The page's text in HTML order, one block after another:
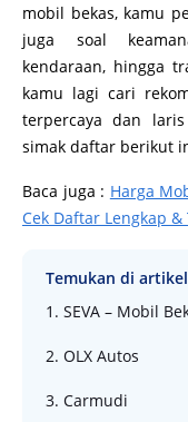
mobil bekas, kamu
juga soal
kendaraan, hingga
kamu lagi cari
terpercaya dan
simak daftar berikut
Baca juga : Harga
Cek Daftar Lengkap
Temukan di
1. SEVA – Mobil
2. OLX Autos
3. Carmudi